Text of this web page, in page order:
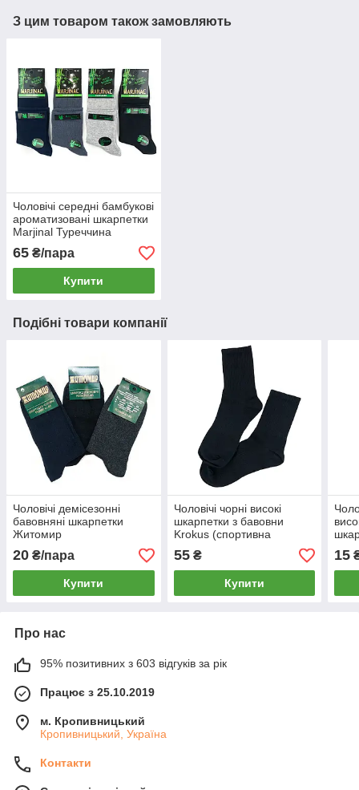
З цим товаром також замовляють
Чоловічі середні бамбукові
ароматизовані шкарпетки
Marjinal Туреччина
65 ₴/пара
Купити
Подібні товари компанії
Чоловічі демісезонні
бавовняні шкарпетки
Житомир
20 ₴/пара
Купити
Чоловічі чорні високі
шкарпетки з бавовни
Krokus (спортивна
55₴
Купити
15
Про нас
95% позитивних з 603 відгуків за рік
Працює з 25.10.2019
м. Кропивницький
Кропивницький, Україна
Контакти